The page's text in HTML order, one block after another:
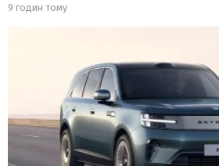
9 годин тому